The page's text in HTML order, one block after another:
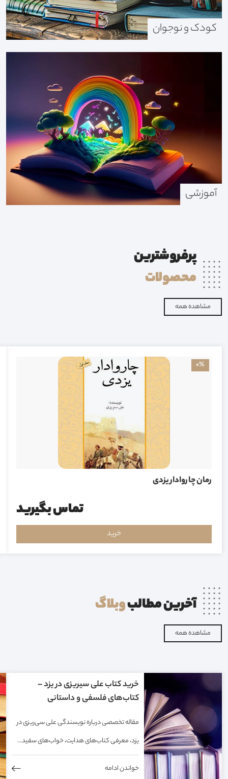
کودک و نوجوان
آموزشی
پرفروشترین
محصولات
مشاهده همه
0%
رمان چاروادار یزدی
تماس بگیرید
خرید
آخرین مطالبوبلاگ
مشاهده همه
خرید کتاب علی سیریزی در یزد –
کتاب‌های فلسفی و داستانی
مقاله تخصصی درباره نویسندگی علی سی‌ریزی در
یزد، معرفی کتاب‌های هدایت، خواب‌های سفید...
خواندن ادامه